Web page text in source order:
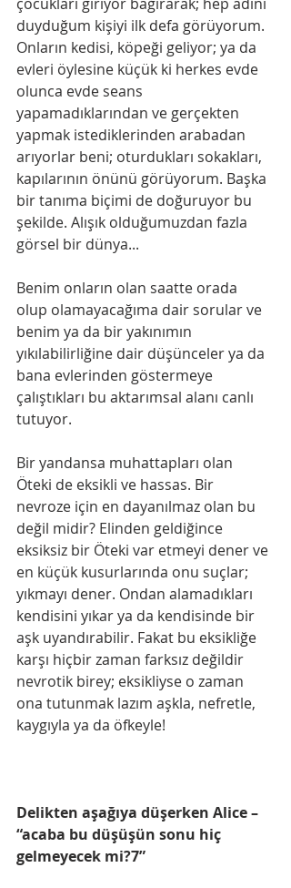
duyduğum kişiyi ilk defa görüyorum.
Onların kedisi, köpeği geliyor; ya da
evleri öylesine küçük ki herkes evde
olunca evde seans
yapamadıklarından ve gerçekten
yapmak istediklerinden arabadan
arıyorlar beni; oturdukları sokakları,
kapılarının önünü görüyorum. Başka
bir tanıma biçimi de doğuruyor bu
şekilde. Alışık olduğumuzdan fazla
görsel bir dünya...
Benim onların olan saatte orada
olup olamayacağıma dair sorular ve
benim ya da bir yakınımın
yıkılabilirliğine dair düşünceler ya da
bana evlerinden göstermeye
çalıştıkları bu aktarımsal alanı canlı
tutuyor.
Bir yandansa muhattapları olan
Öteki de eksikli ve hassas. Bir
nevroze için en dayanılmaz olan bu
değil midir? Elinden geldiğince
eksiksiz bir Öteki var etmeyi dener ve
en küçük kusurlarında onu suçlar;
yıkmayı dener. Ondan alamadıkları
kendisini yıkar ya da kendisinde bir
aşk uyandırabilir. Fakat bu eksikliğe
karşı hiçbir zaman farksız değildir
nevrotik birey; eksikliyse o zaman
ona tutunmak lazım aşkla, nefretle,
kaygıyla ya da öfkeyle!
Delikten aşağıya düşerken Alice –
“acaba bu düşüşün sonu hiç
gelmeyecek mi?7”